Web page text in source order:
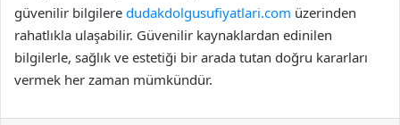
güvenilir bilgilere dudakdolgusufiyatlari.com üzerinden
rahatlıkla ulaşabilir. Güvenilir kaynaklardan edinilen
bilgilerle, sağlık ve estetiği bir arada tutan doğru kararları
vermek her zaman mümkündür.